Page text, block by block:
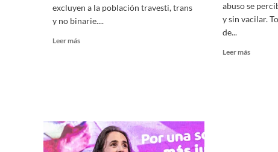
excluyen a la población travesti, trans
y no binarie....
Leer más
abuso se
y sin vacilar.
de...
Leer más